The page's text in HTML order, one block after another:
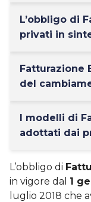
L’obbligo di
privati in
Fatturazione
del
I modelli di
adottati dai
L’obbligo di
in vigore dal 1
luglio 2018 che